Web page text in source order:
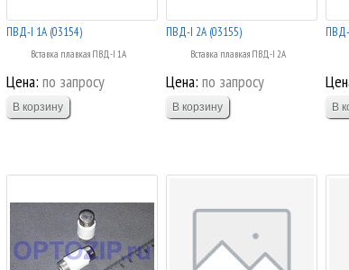
ПВД-I 1А (03154)
Вставка плавкая ПВД-I 1А
Цена: по запросу
ПВД-I 2А (03155)
Вставка плавкая ПВД-I 2А
Цена: по запросу